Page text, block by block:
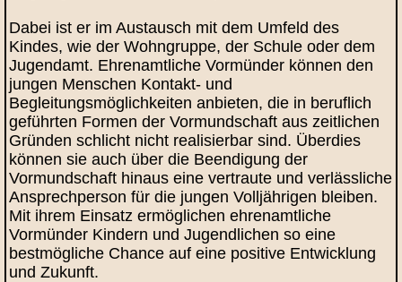
Dabei ist er im Austausch mit dem Umfeld des
Kindes, wie der Wohngruppe, der Schule oder dem
Jugendamt. Ehrenamtliche Vormünder können den
jungen Menschen Kontakt- und
Begleitungsmöglichkeiten anbieten, die in beruflich
geführten Formen der Vormundschaft aus zeitlichen
Gründen schlicht nicht realisierbar sind. Überdies
können sie auch über die Beendigung der
Vormundschaft hinaus eine vertraute und verlässliche
Ansprechperson für die jungen Volljährigen bleiben.
Mit ihrem Einsatz ermöglichen ehrenamtliche
Vormünder Kindern und Jugendlichen so eine
bestmögliche Chance auf eine positive Entwicklung
und Zukunft.